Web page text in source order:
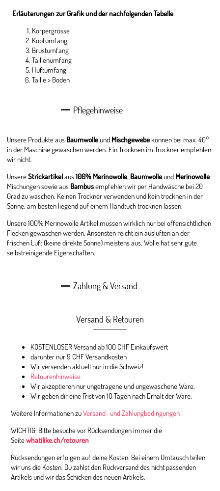
Erläuterungen zur Grafik und der nachfolgenden Tabelle
Körpergrösse
Kopfumfang
Brustumfang
Taillenumfang
Hüftumfang
Taille > Boden
Pflegehinweise
Unsere Produkte aus Baumwolleund Mischgewebe können bei max. 40°
in der Maschine gewaschen werden. Ein Trocknen im Trockner empfehlen
wir nicht.
UnsereStrickartikelaus100% Merinowolle, Baumwolleund Merinowolle
Mischungen sowie aus Bambusempfehlen wir per Handwäsche bei 20
Grad zu waschen. Keinen Trockner verwenden und kein trocknen in der
Sonne, am besten liegend auf einem Handtuch trocknen lassen.
Unsere 100% Merinowolle Artikel müssen wirklich nur bei offensichtlichen
Flecken gewaschen werden. Ansonsten reicht ein auslüften an der
frischen Luft (keine direkte Sonne) meistens aus. Wolle hat sehr gute
selbstreinigende Eigenschaften.
Zahlung & Versand
Versand & Retouren
KOSTENLOSER Versand ab 100 CHF Einkaufswert
darunter nur 9 CHF Versandkosten
Wir versenden aktuell nur in die Schweiz!
Retourenhinweise
Wir akzeptieren nur ungetragene und ungewaschene Ware.
Wir geben dir eine Frist von 10 Tagen nach Erhalt der Ware.
Weitere Informationen zuVersand- und Zahlungbedingungen
WICHTIG: Bitte besuche vor Rücksendungen immer die
Seitewhatilike.ch/retouren
Rücksendungen erfolgen auf deine Kosten. Bei einem Umtausch teilen
wir uns die Kosten. Du zahlst den Rückversand des nicht passenden
Artikels und wir das Schicken des neuen Artikels.